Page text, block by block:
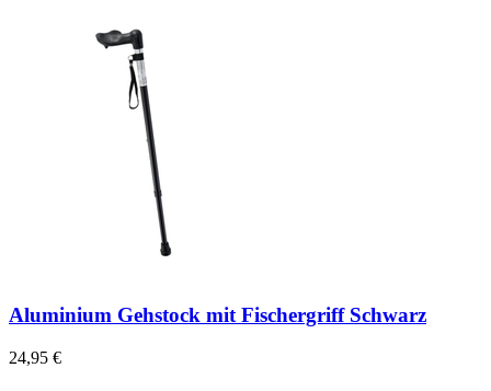
Aluminium Gehstock mit Fischergriff Schwarz
24,95 €